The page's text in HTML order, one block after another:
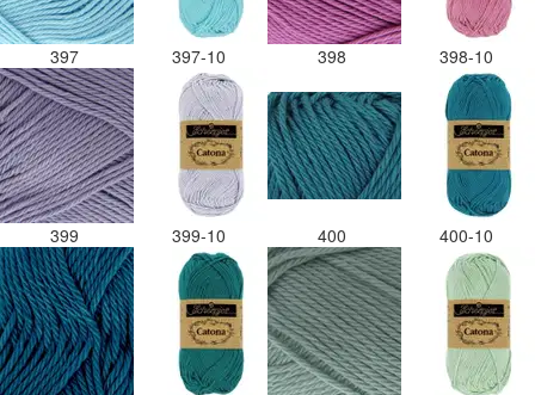
397 397-10 398 398-10
399 399-10 400 400-10